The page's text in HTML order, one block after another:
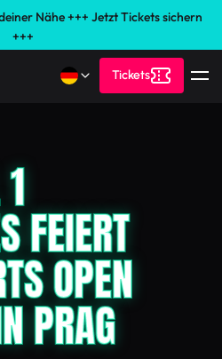
Nähe +++ Jetzt Tickets sichern
+++
Tickets
FEIERT
OPEN
PRAG